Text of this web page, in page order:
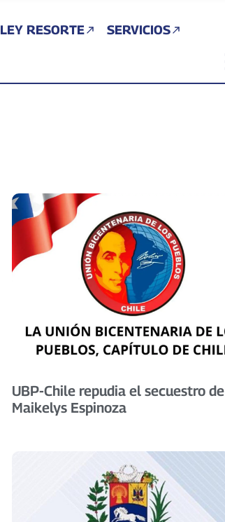
LEY RESORTE SERVICIOS
UBP-Chile repudia el secuestro de
Maikelys Espinoza